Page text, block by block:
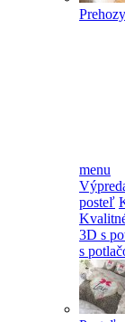
menu
posteľ
3D s
s